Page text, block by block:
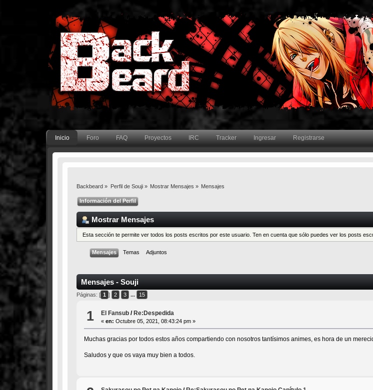
Inicio Foro FAQ Proyectos IRC Tracker Ingresar Registrarse
Backbeard » Perfil de Souji » Mostrar Mensajes » Mensajes
Información del Perfil
Mostrar Mensajes
Esta sección te permite ver todos los posts escritos por este usuario. Ten en cuenta que sólo puedes ver los posts
Mensajes Temas Adjuntos
Mensajes - Souji
Páginas: [ 1 ] 2 3 ... 15
1 El Fansub / Re:Despedida
«en: Octubre 05, 2021, 08:43:24 pm »
Muchas gracias por todos estos años compartiendo con nosotros tantísimos animes, es hora de un
Saludos y que os vaya muy bien a todos.